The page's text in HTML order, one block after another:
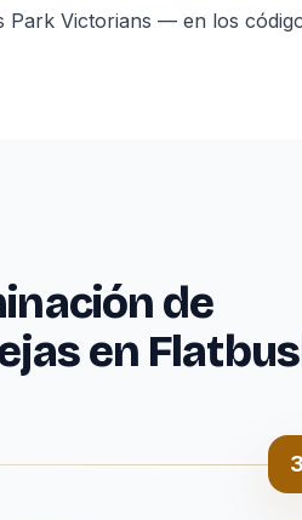
Park Victorians — en los
de
en
3